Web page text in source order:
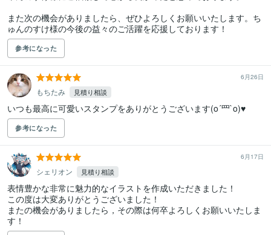
また次の機会がありましたら、ぜひよろしくお願いいたします。ち
ゅんのすけ様の今後の益々のご活躍を応援しております！
参考になった
6月26日
もちたみ 見積り相談
いつも最高に可愛いスタンプをありがとうございます(o´罒`o)♥
参考になった
6月17日
シェリオン 見積り相談
表情豊かな非常に魅力的なイラストを作成いただきました！
この度は大変ありがとうございました！
またの機会がありましたら，その際は何卒よろしくお願いいたしま
す！